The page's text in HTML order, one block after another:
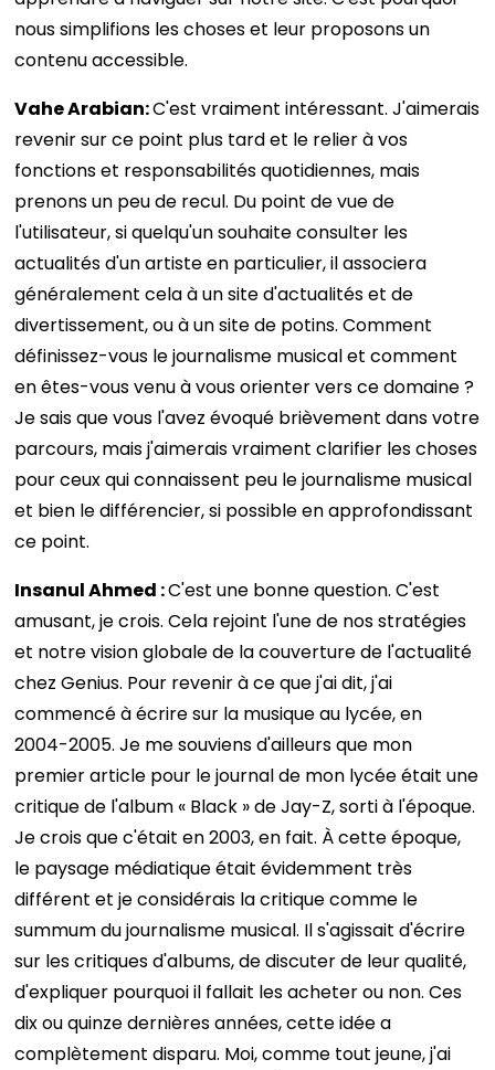
nous simplifions les choses et leur proposons un
contenu accessible.
Vahe Arabian:C'est vraiment intéressant. J'aimerais
revenir sur ce point plus tard et le relier à vos
fonctions et responsabilités quotidiennes, mais
prenons un peu de recul. Du point de vue de
l'utilisateur, si quelqu'un souhaite consulter les
actualités d'un artiste en particulier, il associera
généralement cela à un site d'actualités et de
divertissement, ou à un site de potins. Comment
définissez-vous le journalisme musical et comment
en êtes-vous venu à vous orienter vers ce domaine ?
Je sais que vous l'avez évoqué brièvement dans votre
parcours, mais j'aimerais vraiment clarifier les choses
pour ceux qui connaissent peu le journalisme musical
et bien le différencier, si possible en approfondissant
ce point.
Insanul Ahmed :C'est une bonne question. C'est
amusant, je crois. Cela rejoint l'une de nos stratégies
et notre vision globale de la couverture de l'actualité
chez Genius. Pour revenir à ce que j'ai dit, j'ai
commencé à écrire sur la musique au lycée, en
2004-2005. Je me souviens d'ailleurs que mon
premier article pour le journal de mon lycée était une
critique de l'album « Black » de Jay-Z, sorti à l'époque.
Je crois que c'était en 2003, en fait. À cette époque,
le paysage médiatique était évidemment très
différent et je considérais la critique comme le
summum du journalisme musical. Il s'agissait d'écrire
sur les critiques d'albums, de discuter de leur qualité,
d'expliquer pourquoi il fallait les acheter ou non. Ces
dix ou quinze dernières années, cette idée a
complètement disparu. Moi, comme tout jeune, j'ai